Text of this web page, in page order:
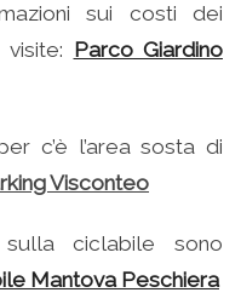
sui costi dei
Parco Giardino
c’è l’area sosta di
Visconteo
sulla ciclabile sono
Mantova Peschiera